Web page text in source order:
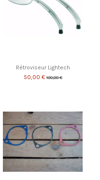
Rétroviseur Lightech
50,00 €100,00 €